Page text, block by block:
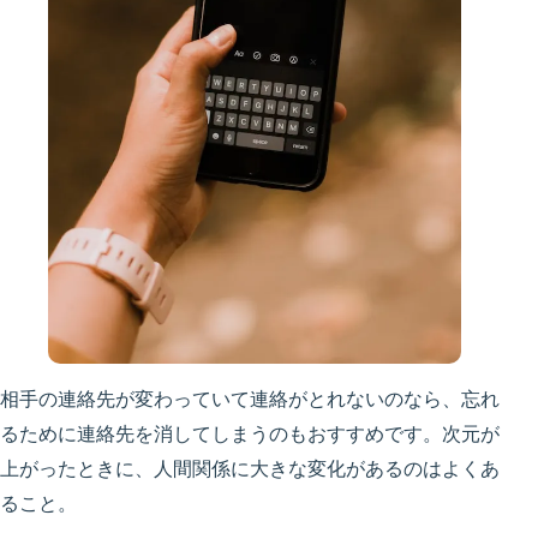
相手の連絡先が変わっていて連絡がとれないのなら、忘れ
るために連絡先を消してしまうのもおすすめです。次元が
上がったときに、人間関係に大きな変化があるのはよくあ
ること。